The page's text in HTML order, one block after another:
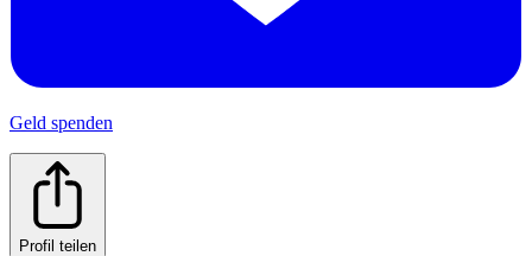
Geld spenden
Profil teilen